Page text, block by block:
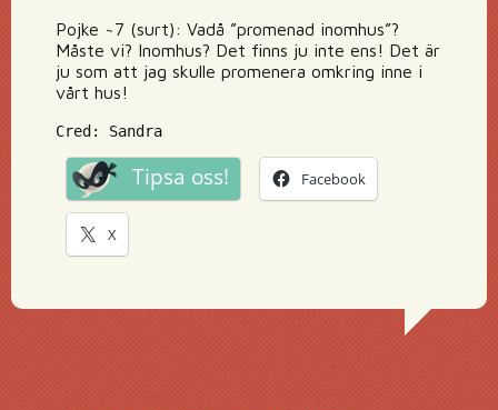
Pojke ~7 (surt): Vadå ”promenad inomhus”?
Måste vi? Inomhus? Det finns ju inte ens! Det är
ju som att jag skulle promenera omkring inne i
vårt hus!
Cred: Sandra
Tipsa oss! Facebook
X